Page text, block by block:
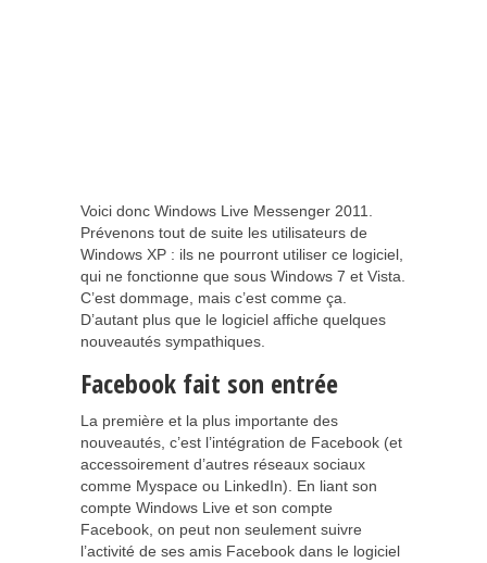
Voici donc Windows Live Messenger 2011.
Prévenons tout de suite les utilisateurs de
Windows XP : ils ne pourront utiliser ce logiciel,
qui ne fonctionne que sous Windows 7 et Vista.
C’est dommage, mais c’est comme ça.
D’autant plus que le logiciel affiche quelques
nouveautés sympathiques.
Facebook fait son entrée
La première et la plus importante des
nouveautés, c’est l’intégration de Facebook (et
accessoirement d’autres réseaux sociaux
comme Myspace ou LinkedIn). En liant son
compte Windows Live et son compte
Facebook, on peut non seulement suivre
l’activité de ses amis Facebook dans le logiciel